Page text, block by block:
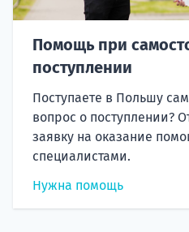
Помощь при
поступлении
Поступаете в Польшу
вопрос о поступлении?
заявку на оказание
специалистами.
Нужна помощь